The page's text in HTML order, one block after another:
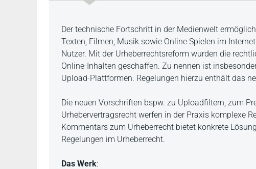
Beschreibung
Der technische Fortschritt in der Medienwelt
Texten, Filmen, Musik sowie Online Spielen im
Nutzer. Mit der Urheberrechtsreform wurden die
Online-Inhalten geschaffen. Zu nennen ist
Upload-Plattformen. Regelungen hierzu enthält das
Die neuen Vorschriften bspw. zu Uploadfiltern, zum
Urhebervertragsrecht werfen in der Praxis komplexe
Kommentars zum Urheberrecht bietet konkrete
Regelungen im Urheberrecht.
Das Werk: